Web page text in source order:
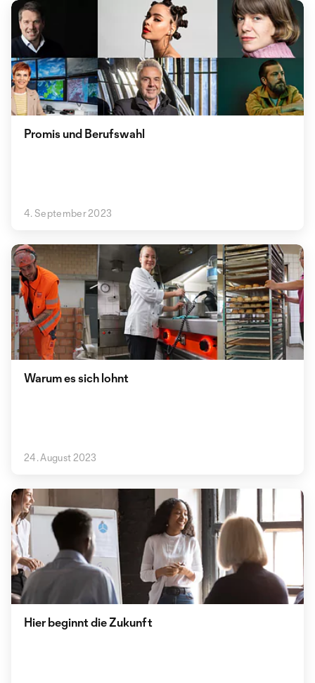
Promis und Berufswahl
4. September 2023
Warum es sich lohnt
24. August 2023
Hier beginnt die Zukunft